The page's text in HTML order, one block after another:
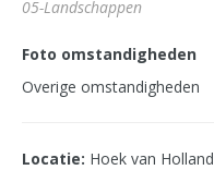
05-Landschappen
Foto omstandigheden
Overige omstandigheden
Locatie: Hoek van Holland